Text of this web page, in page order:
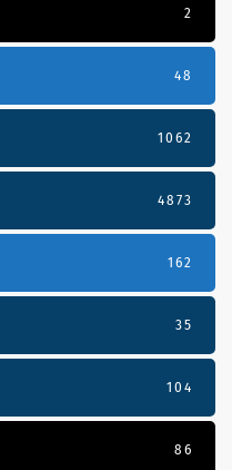
2
48
1062
4873
162
35
104
86